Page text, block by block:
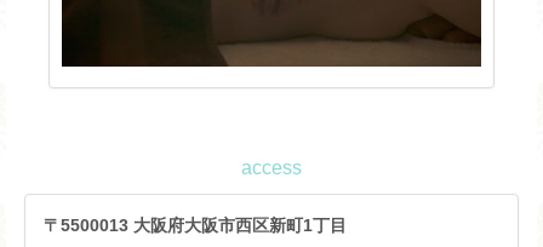
access
〒5500013 大阪府大阪市西区新町1丁目